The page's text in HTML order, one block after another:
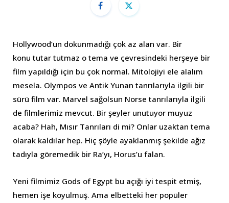
Hollywood’un dokunmadığı çok az alan var. Bir
konu tutar tutmaz o tema ve çevresindeki herşeye bir
film yapıldığı için bu çok normal. Mitolojiyi ele alalım
mesela. Olympos ve Antik Yunan tanrılarıyla ilgili bir
sürü film var. Marvel sağolsun Norse tanrılarıyla ilgili
de filmlerimiz mevcut. Bir şeyler unutuyor muyuz
acaba? Hah, Mısır Tanrıları di mi? Onlar uzaktan tema
olarak kaldılar hep. Hiç şöyle ayaklanmış şekilde ağız
tadıyla göremedik bir Ra’yı, Horus’u falan.
Yeni filmimiz Gods of Egypt bu açığı iyi tespit etmiş,
hemen işe koyulmuş. Ama elbetteki her popüler